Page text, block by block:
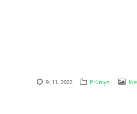
9. 11. 2022 Průmysl